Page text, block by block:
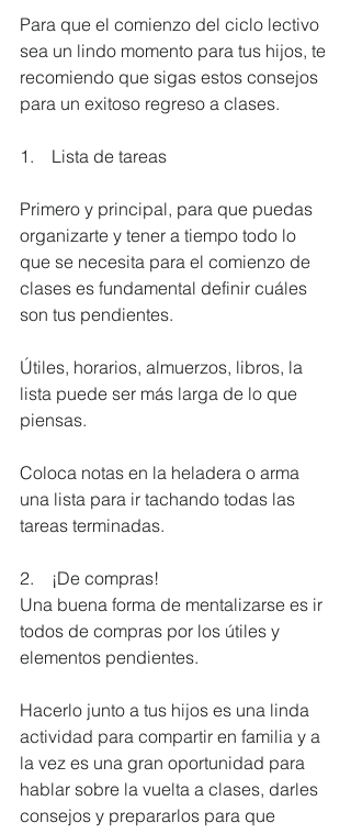
Para que el comienzo del ciclo lectivo
sea un lindo momento para tus hijos, te
recomiendo que sigas estos consejos
para un exitoso regreso a clases.
1.    Lista de tareas
Primero y principal, para que puedas
organizarte y tener a tiempo todo lo
que se necesita para el comienzo de
clases es fundamental definir cuáles
son tus pendientes.
Útiles, horarios, almuerzos, libros, la
lista puede ser más larga de lo que
piensas.
Coloca notas en la heladera o arma
una lista para ir tachando todas las
tareas terminadas.
2.    ¡De compras!
Una buena forma de mentalizarse es ir
todos de compras por los útiles y
elementos pendientes.
Hacerlo junto a tus hijos es una linda
actividad para compartir en familia y a
la vez es una gran oportunidad para
hablar sobre la vuelta a clases, darles
consejos y prepararlos para que